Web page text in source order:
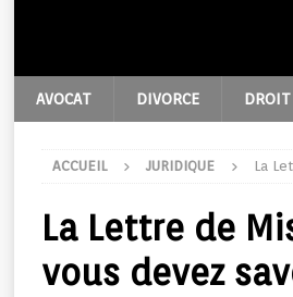
AVOCAT DIVORCE DROIT
ACCUEIL JURIDIQUE La
La Lettre de
vous devez